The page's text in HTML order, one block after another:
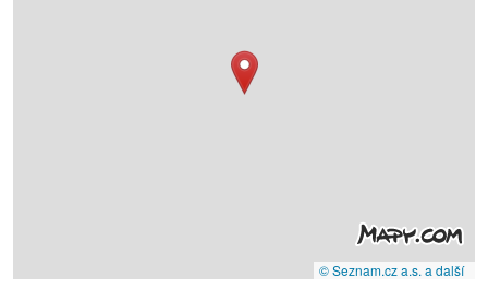
© Seznam.cz a.s. a další